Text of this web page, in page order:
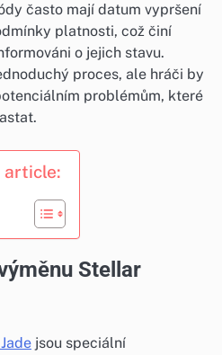
často mají datum vypršení
platnosti, což činí
o jejich stavu.
proces, ale hráči by
problémům, které
article:
Stellar
jsou speciální